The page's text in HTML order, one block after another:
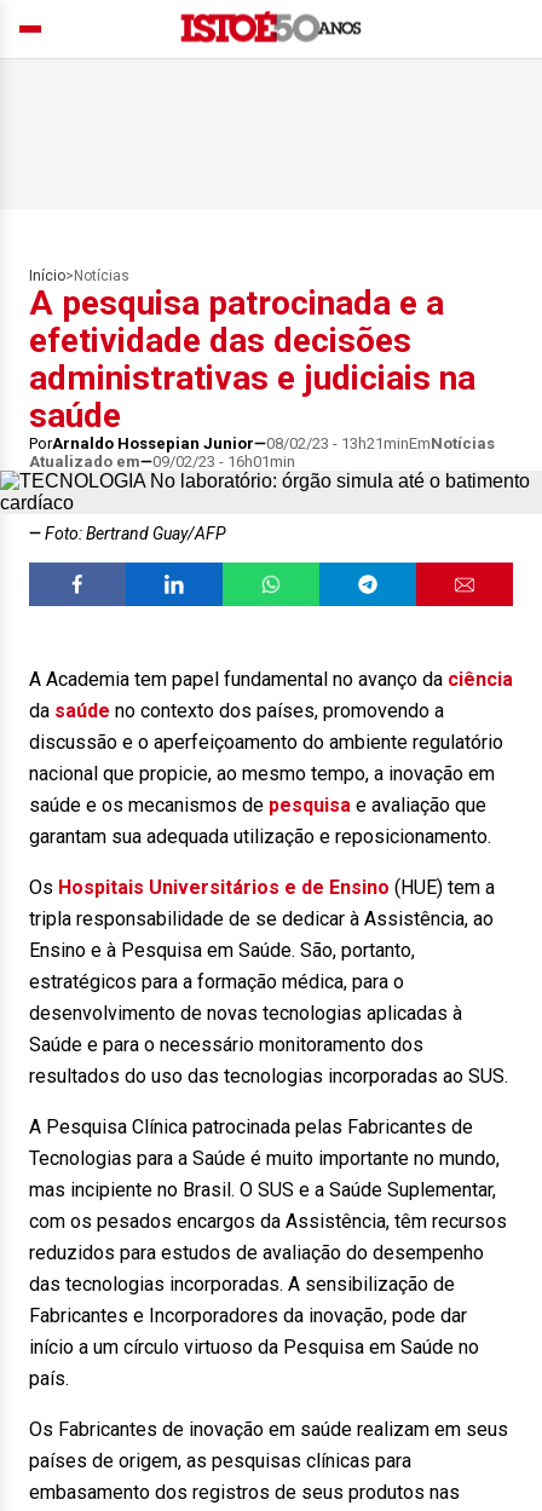
Início> Notícias
A pesquisa patrocinada e a
efetividade das decisões
administrativas e judiciais na
saúde
PorArnaldo Hossepian Junior 08/02/23 - 13h21minEmNotícias
Atualizado em
09/02/23 - 16h01min
Foto: Bertrand Guay/AFP
A Academia tem papel fundamental no avanço da ciência
da saúde no contexto dos países, promovendo a
discussão e o aperfeiçoamento do ambiente regulatório
nacional que propicie, ao mesmo tempo, a inovação em
saúde e os mecanismos de pesquisa e avaliação que
garantam sua adequada utilização e reposicionamento.
Os Hospitais Universitários e de Ensino (HUE) tem a
tripla responsabilidade de se dedicar à Assistência, ao
Ensino e à Pesquisa em Saúde. São, portanto,
estratégicos para a formação médica, para o
desenvolvimento de novas tecnologias aplicadas à
Saúde e para o necessário monitoramento dos
resultados do uso das tecnologias incorporadas ao SUS.
A Pesquisa Clínica patrocinada pelas Fabricantes de
Tecnologias para a Saúde é muito importante no mundo,
mas incipiente no Brasil. O SUS e a Saúde Suplementar,
com os pesados encargos da Assistência, têm recursos
reduzidos para estudos de avaliação do desempenho
das tecnologias incorporadas. A sensibilização de
Fabricantes e Incorporadores da inovação, pode dar
início a um círculo virtuoso da Pesquisa em Saúde no
país.
Os Fabricantes de inovação em saúde realizam em seus
países de origem, as pesquisas clínicas para
embasamento dos registros de seus produtos nas